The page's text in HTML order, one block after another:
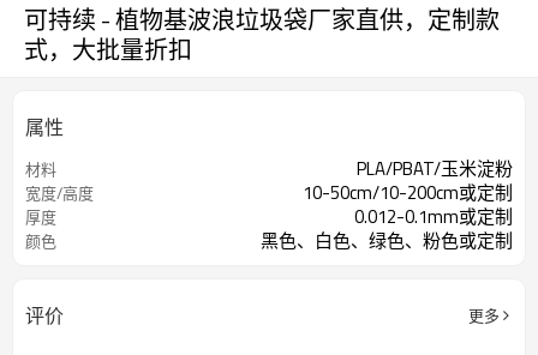
可持续 - 植物基波浪垃圾袋厂家直供，定制款
式，大批量折扣
属性
材料 PLA/PBAT/玉米淀粉
宽度/高度 10-50cm/10-200cm或定制
厚度 0.012-0.1mm或定制
颜色 黑色、白色、绿色、粉色或定制
评价 更多